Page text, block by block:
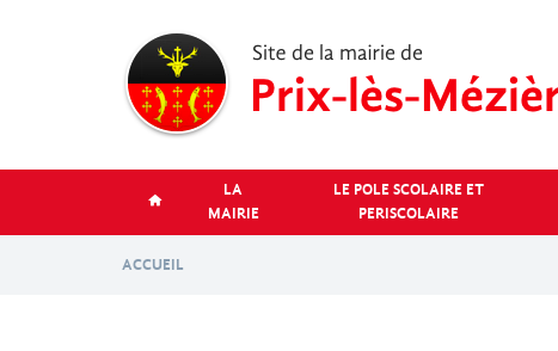
LA
MAIRIE
LE POLE SCOLAIRE ET
PERISCOLAIRE
ACCUEIL